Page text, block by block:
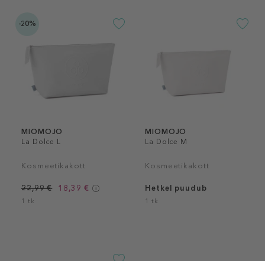
-20%
MIOMOJO
La Dolce L
Kosmeetikakott
22,99 € 18,39 €
1 tk
MIOMOJO
La Dolce M
Kosmeetikakott
Hetkel puudub
1 tk